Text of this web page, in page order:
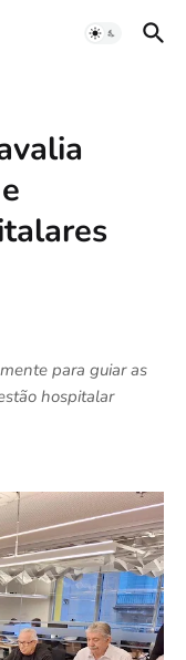
para guiar as
hospitalar